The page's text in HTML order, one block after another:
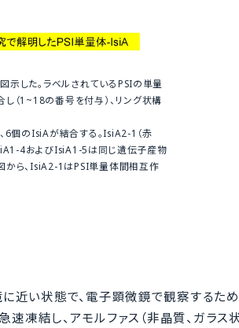
示した。ラベルされているPSIの単量
（1~18の番号を付与）、リング状構
6個のIsiAが結合する。IsiA2-1（赤
IsiA1-4およびIsiA1-5は同じ遺伝子産物
から、IsiA2-1はPSI単量体間相互作
い状態で、電子顕微鏡で観察するため
結し、アモルファス（非晶質、ガラス